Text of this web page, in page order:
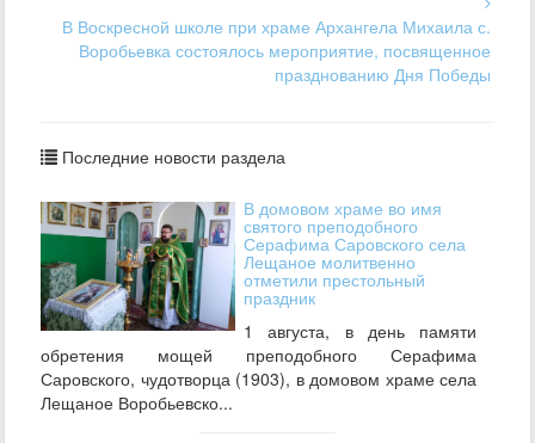
В Воскресной школе при храме Архангела Михаила с.
Воробьевка состоялось мероприятие, посвященное
празднованию Дня Победы
Последние новости раздела
В домовом храме во имя
святого преподобного
Серафима Саровского села
Лещаное молитвенно
отметили престольный
праздник
1 августа, в день памяти
обретения мощей преподобного Серафима
Саровского, чудотворца (1903), в домовом храме села
Лещаное Воробьевско...